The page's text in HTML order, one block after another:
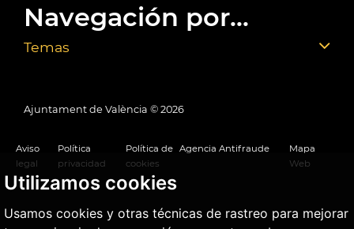
Utilizamos cookies
Usamos cookies y otras técnicas de rastreo para mejorar
Navegación por...
Temas
Ajuntament de València © 2026
Aviso
legal
Política
privacidad
Política de
cookies
Agencia Antifraude
Mapa
Web